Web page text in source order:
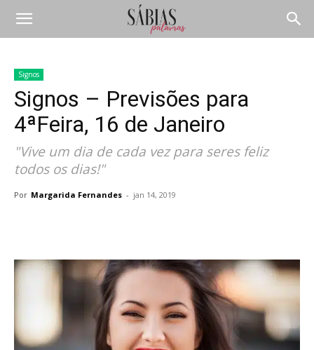
Signos
Signos – Previsões para
4ªFeira, 16 de Janeiro
"Vive um dia de cada vez para seres feliz
todos os dias!"
Por Margarida Fernandes - jan 14, 2019